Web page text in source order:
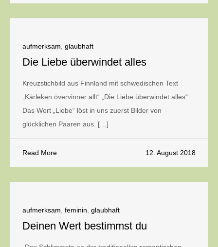
aufmerksam glaubhaft
Die Liebe überwindet alles
Kreuzstichbild aus Finnland mit schwedischen Text
„Kärleken övervinner allt“ „Die Liebe überwindet alles“
Das Wort „Liebe“ löst in uns zuerst Bilder von
glücklichen Paaren aus. […]
Read More 12. August 2018
aufmerksam feminin glaubhaft
Deinen Wert bestimmst du